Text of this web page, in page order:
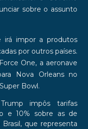
sobre o assunto
irá impor a produtos
por outros países.
One, a aeronave
Nova Orleansno
Super Bowl .
impôs tarifas
e10% sobre as de
, que representa